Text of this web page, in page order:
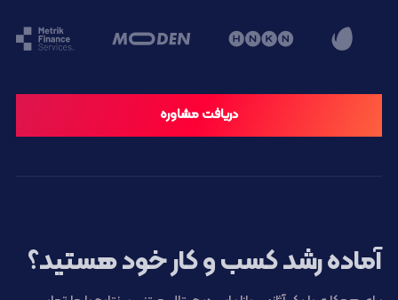
دریافت مشاوره
آماده رشد کسب و کار خود هستید؟